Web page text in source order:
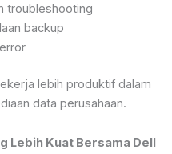
troubleshooting
backup
lebih produktif dalam
data perusahaan.
Lebih Kuat Bersama Dell